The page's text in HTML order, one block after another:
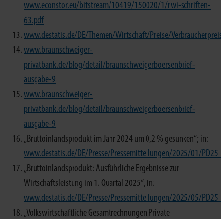
www.econstor.eu/bitstream/10419/150020/1/rwi-schriften-
63.pdf
www.destatis.de/DE/Themen/Wirtschaft/Preise/
www.braunschweiger-
privatbank.de/blog/detail/braunschweigerboersenbrief-
ausgabe-9
www.braunschweiger-
privatbank.de/blog/detail/braunschweigerboersenbrief-
ausgabe-9
„Bruttoinlandsprodukt im Jahr 2024 um 0,2 % gesunken“; in:
www.destatis.de/DE/Presse/Pressemitteilungen/2025/01/
„Bruttoinlandsprodukt: Ausführliche Ergebnisse zur
Wirtschaftsleistung im 1. Quartal 2025“; in:
www.destatis.de/DE/Presse/Pressemitteilungen/2025/05/
„Volkswirtschaftliche Gesamtrechnungen Private